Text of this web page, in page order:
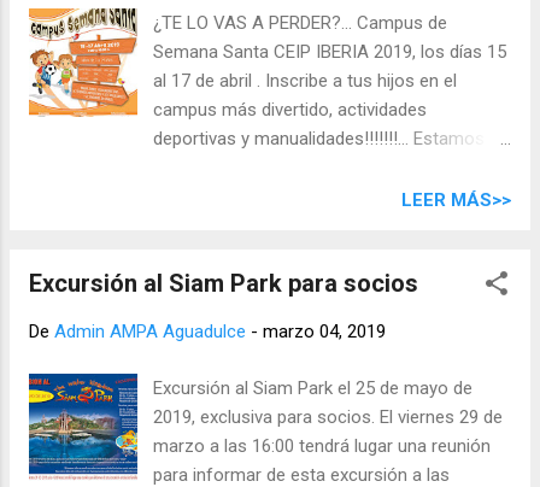
¿TE LO VAS A PERDER?... Campus de
Semana Santa CEIP IBERIA 2019, los días 15
al 17 de abril . Inscribe a tus hijos en el
campus más divertido, actividades
deportivas y manualidades!!!!!!!... Estamos
grande!!! Para realizar la inscripción
correctamente cumplimentada junto con el
ceipiberia@enformate.net . También puedes
la calle Carvajal 1, local 2 o también a las
oficina del Amypa “Mercedes Miranda” y
rellenarlo físicamente. No olvides revisar la
LEER MÁS>>
Excursión al Siam Park para socios
De Admin AMPA Aguadulce - marzo 04, 2019
Excursión al Siam Park el 25 de mayo de
2019, exclusiva para socios. El viernes 29 de
marzo a las 16:00 tendrá lugar una reunión
para informar de esta excursión a las